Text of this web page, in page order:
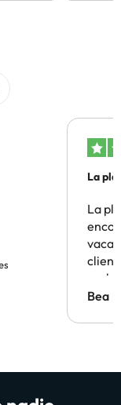
La
La
Bea